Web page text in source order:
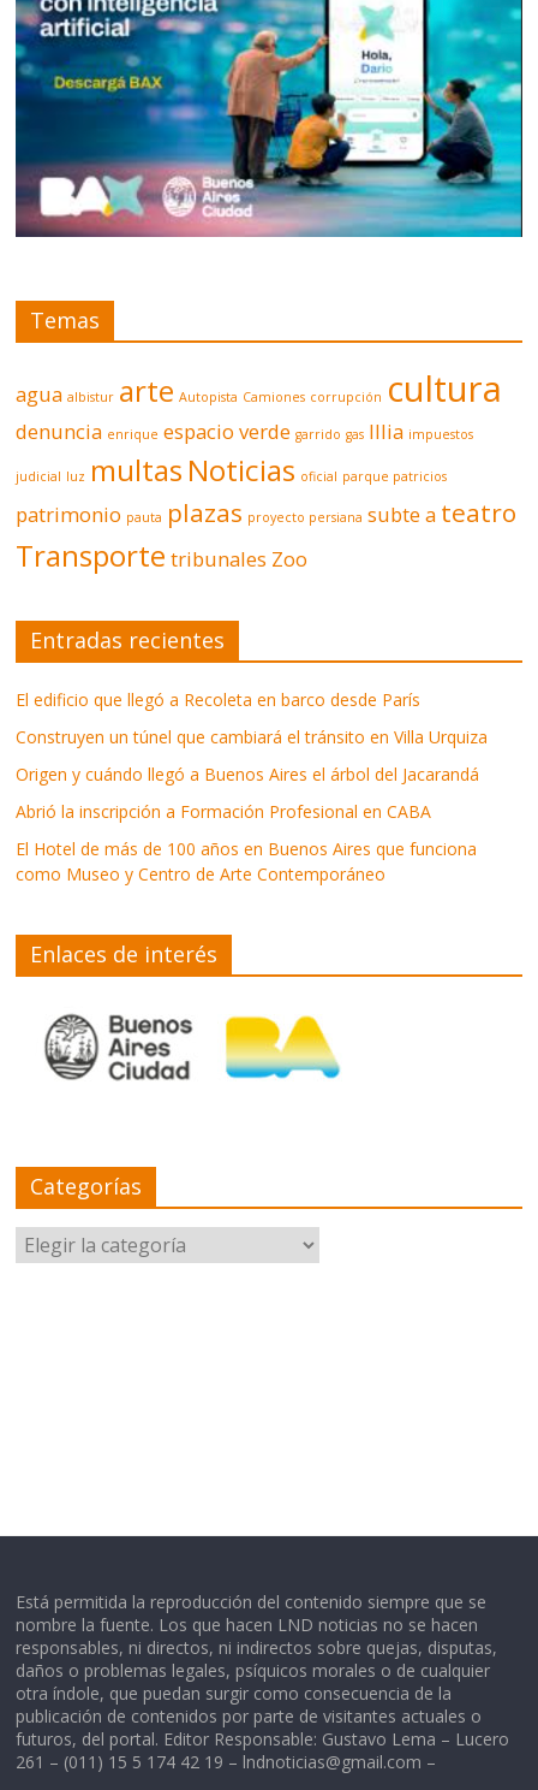
Temas
agua albistur arte Autopista Camiones corrupción cultura
denuncia enrique espacio verde garrido gas Illia impuestos
judicial luz multas Noticias oficial parque patricios
patrimonio pauta plazas proyecto persiana subte a teatro
Transporte tribunales Zoo
Entradas recientes
El edificio que llegó a Recoleta en barco desde París
Construyen un túnel que cambiará el tránsito en Villa Urquiza
Origen y cuándo llegó a Buenos Aires el árbol del Jacarandá
Abrió la inscripción a Formación Profesional en CABA
El Hotel de más de 100 años en Buenos Aires que funciona
como Museo y Centro de Arte Contemporáneo
Enlaces de interés
Categorías
Categorías
Está permitida la reproducción del contenido siempre que se
nombre la fuente. Los que hacen LND noticias no se hacen
responsables, ni directos, ni indirectos sobre quejas, disputas,
daños o problemas legales, psíquicos morales o de cualquier
otra índole, que puedan surgir como consecuencia de la
publicación de contenidos por parte de visitantes actuales o
futuros, del portal. Editor Responsable: Gustavo Lema – Lucero
261 – (011) 15 5 174 42 19 – lndnoticias@gmail.com –